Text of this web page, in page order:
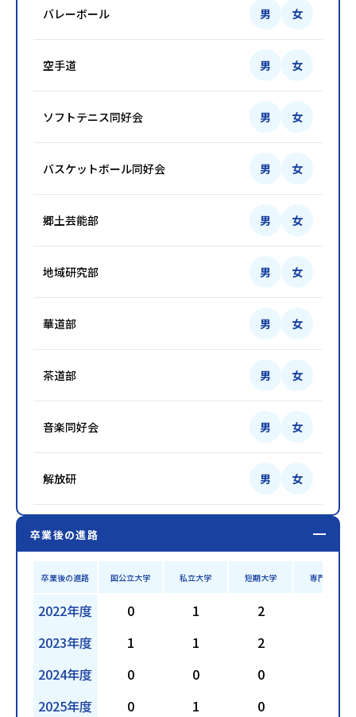
バレーボール 男 女
空手道 男 女
ソフトテニス同好会 男 女
バスケットボール同好会 男 女
郷土芸能部 男 女
地域研究部 男 女
華道部 男 女
茶道部 男 女
音楽同好会 男 女
解放研 男 女
卒業後の進路
卒業後の進路 国公立大学 私立大学 短期大学 専門学校
2022年度 0 1 2
2023年度
1 1 2
2024年度
0 0 0
2025年度
0 1 0